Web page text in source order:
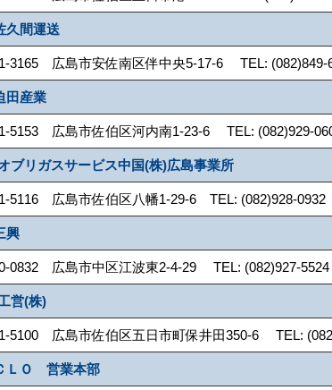
久間運送
3165 広島市安佐南区伴中央5-17-6 TEL:
田産業
5153 広島市佐伯区河内南1-23-6 TEL: (082)929-
ブリガスサービス中国(株)広島事業所
5116 広島市佐伯区八幡1-29-6 TEL: (082)928-
興
0832 広島市中区江波東2-4-29 TEL: (082)927-
営(株)
5100 広島市佐伯区五日市町保井田350-6 TEL:
ＬＯ 営業本部